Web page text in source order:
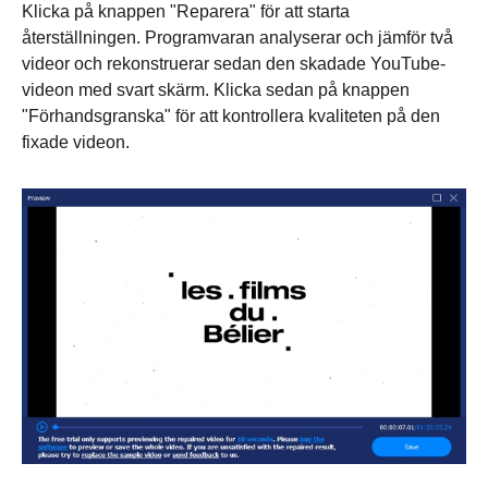
Klicka på knappen "Reparera" för att starta
återställningen. Programvaran analyserar och jämför två
videor och rekonstruerar sedan den skadade YouTube-
videon med svart skärm. Klicka sedan på knappen
"Förhandsgranska" för att kontrollera kvaliteten på den
fixade videon.